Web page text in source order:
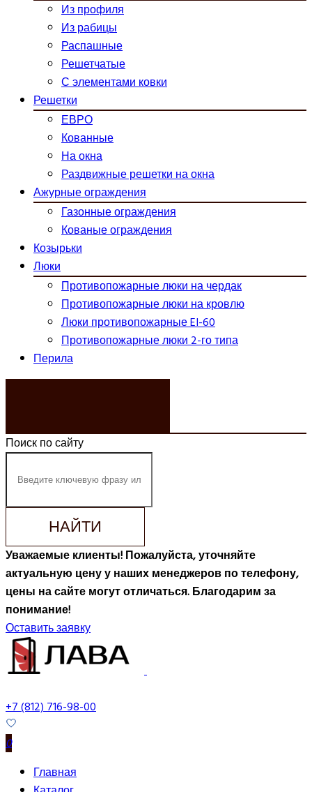
Из профиля
Из рабицы
Распашные
Решетчатые
С элементами ковки
Решетки
ЕВРО
Кованные
На окна
Раздвижные решетки на окна
Ажурные ограждения
Газонные ограждения
Кованые ограждения
Козырьки
Люки
Противопожарные люки на чердак
Противопожарные люки на кровлю
Люки противопожарные EI-60
Противопожарные люки 2-го типа
Перила
Поиск по сайту
НАЙТИ
Уважаемые клиенты! Пожалуйста, уточняйте
актуальную цену у наших менеджеров по телефону,
цены на сайте могут отличаться. Благодарим за
понимание!
Оставить заявку
+7 (812) 716-98-00
0
Главная